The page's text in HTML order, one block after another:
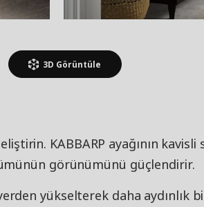
3D Görüntüle
KABBARP ayağının kavisli
görünümünü güçlendirir.
yükselterek daha aydınlık